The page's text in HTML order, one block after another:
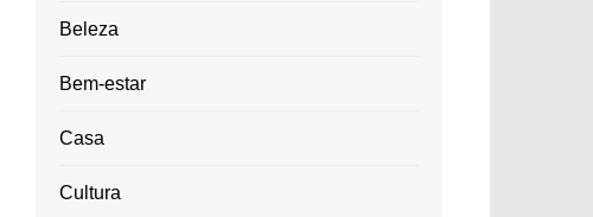
Beleza
Bem-estar
Casa
Cultura